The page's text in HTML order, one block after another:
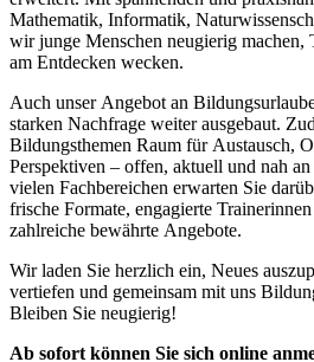
Mathematik, Informatik,
wir junge Menschen neugierig machen,
am Entdecken wecken.
Auch unser Angebot an
starken Nachfrage weiter ausgebaut.
Bildungsthemen Raum für Austausch,
Perspektiven – offen, aktuell und nah
vielen Fachbereichen erwarten Sie
frische Formate, engagierte
zahlreiche bewährte Angebote.
Wir laden Sie herzlich ein, Neues
vertiefen und gemeinsam mit uns
Bleiben Sie neugierig!
Ab sofort können Sie sich online